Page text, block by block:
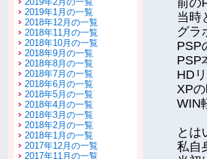
2019年1月の一覧
2018年12月の一覧
2018年11月の一覧
2018年10月の一覧
2018年9月の一覧
2018年8月の一覧
2018年7月の一覧
2018年6月の一覧
2018年5月の一覧
2018年4月の一覧
2018年3月の一覧
2018年2月の一覧
2018年1月の一覧
2017年12月の一覧
2017年11月の一覧
前の
当時
グラ
PSP
PSP
HD
XP
WIN
とは
私自